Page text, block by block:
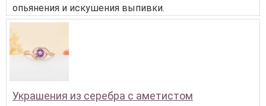
опьянения и искушения выпивки.
Украшения из серебра с аметистом